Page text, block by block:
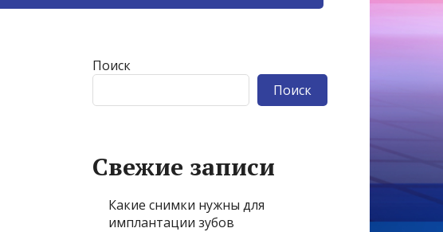
Поиск
Поиск
Свежие записи
Какие снимки нужны для
имплантации зубов